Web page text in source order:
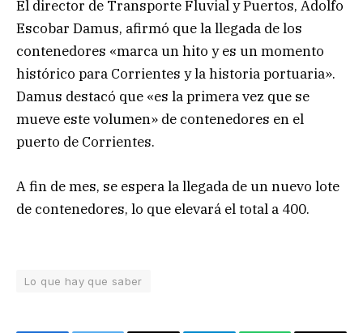
El director de Transporte Fluvial y Puertos, Adolfo
Escobar Damus, afirmó que la llegada de los
contenedores «marca un hito y es un momento
histórico para Corrientes y la historia portuaria».
Damus destacó que «es la primera vez que se
mueve este volumen» de contenedores en el
puerto de Corrientes.
A fin de mes, se espera la llegada de un nuevo lote
de contenedores, lo que elevará el total a 400.
Lo que hay que saber